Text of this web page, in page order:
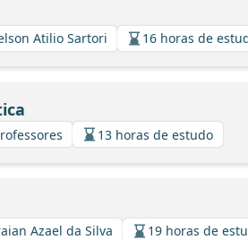
Atilio Sartori 16 horas de
13 horas de estudo
Azael da Silva 19 horas de